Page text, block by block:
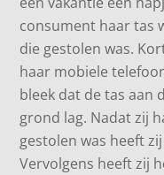
consument haar tas
die gestolen was.
haar mobiele
bleek dat de tas aan
grond lag. Nadat zij
gestolen was heeft
Vervolgens heeft zij